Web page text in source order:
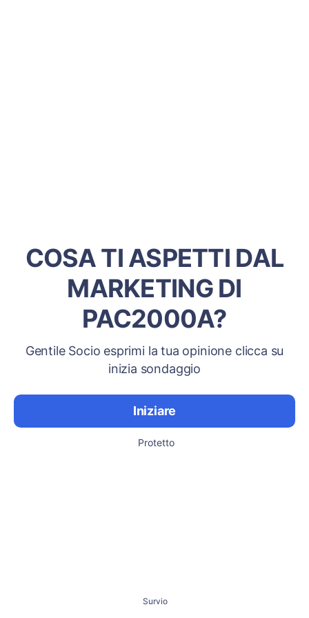
COSA TI ASPETTI DAL
MARKETING DI
PAC2000A?
Gentile Socio esprimi la tua opinione clicca su
inizia sondaggio
Iniziare
Protetto
Survio